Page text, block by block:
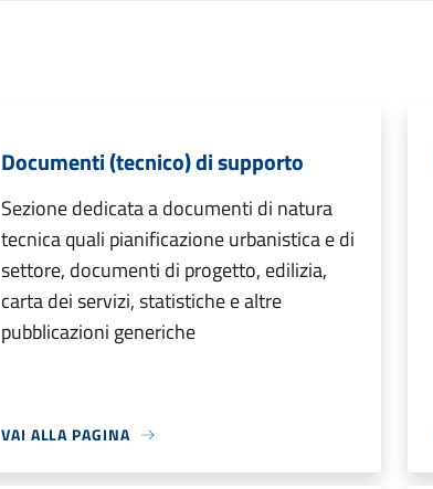
Documenti (tecnico) di supporto
Sezione dedicata a documenti di natura
tecnica quali pianificazione urbanistica e di
settore, documenti di progetto, edilizia,
carta dei servizi, statistiche e altre
pubblicazioni generiche
VAI ALLA PAGINA